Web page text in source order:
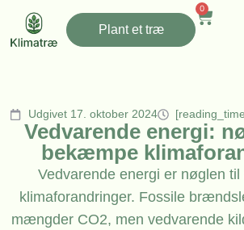
Plant et træ
0
Udgivet 17. oktober 2024
Vedvarende energi:
bekæmpe
Vedvarende energi er nøglen
klimaforandringer. Fossile
mængder CO2, men vedvarende